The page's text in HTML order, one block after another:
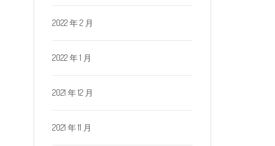
2022 年 2 月
2022 年 1 月
2021 年 12 月
2021 年 11 月